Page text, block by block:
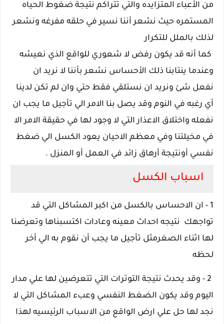
من الأعباء المتزايده والتي تتراكم نتيجة ضغوط الحياه
المستمره حيث نشعر أننا نسير في حلقه مفرغه ونشعر
لذلك بالملل للتكرار
كما أنه قد يكون رفض لا شعوري للواقع الذي نعيشه
وعندما ينتابنا ذلك الأحساس نشعر بأننا لا نريد ان
نفعل شئ ونريد ان نستلقي فقط حتي وان لم تكن لدينا
أي رغبه في النوم وقد يصل بنا الامر الي تأجيل ما يجب ان
نفعله واختلاق الاعذار التي لا وجود لها في حقيقة الامر الا
في مخيلتنا وفي معظم الاحيان يعود الكسل الي ضغط
نفسي أونتيجة أرهاق زائد في العمل أو المنزل .
اسباب الكسل
1 - ان الاحساس بالكسل من اكبر المشاكل التي قد
تواجهك نتيجه احداث معينه وعادات اكتسبناها وتعرضنا
لها اثناء الصغرمثل تأجيل ما يجب أن نقوم به الي أخر
لحظه
2 - وقد يحدث نتيجة التوترات التي تتعرضين لها علي مدار
اليوم وقد يكون الضغط النفسي وعبء المشاكل التي لا
نجد لها حل علي ارض الواقع من الاسباب الرئيسيه لهذا